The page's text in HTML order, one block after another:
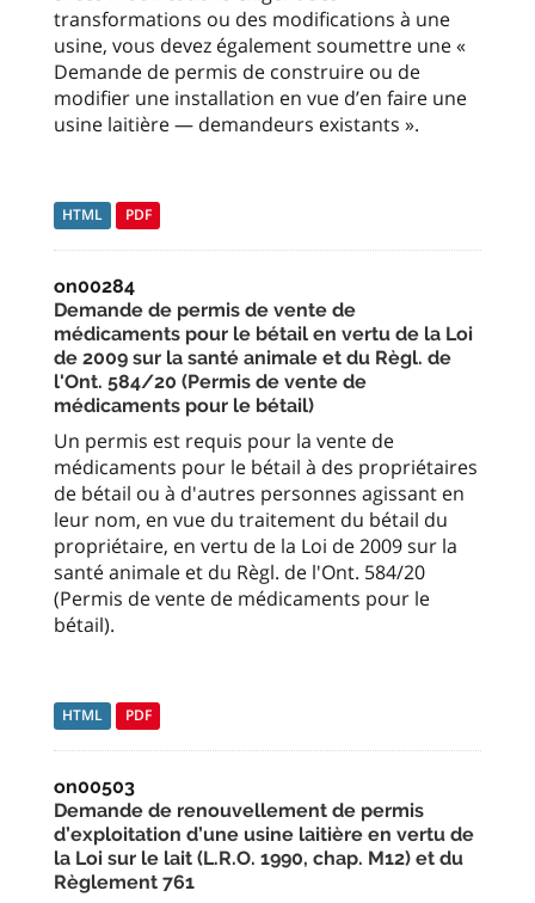
transformations ou des modifications à une
usine, vous devez également soumettre une «
Demande de permis de construire ou de
modifier une installation en vue d’en faire une
usine laitière — demandeurs existants ».
HTML PDF
on00284
Demande de permis de vente de
médicaments pour le bétail en vertu de la Loi
de 2009 sur la santé animale et du Règl. de
l'Ont. 584/20 (Permis de vente de
médicaments pour le bétail)
Un permis est requis pour la vente de
médicaments pour le bétail à des propriétaires
de bétail ou à d'autres personnes agissant en
leur nom, en vue du traitement du bétail du
propriétaire, en vertu de la Loi de 2009 sur la
santé animale et du Règl. de l'Ont. 584/20
(Permis de vente de médicaments pour le
bétail).
HTML PDF
on00503
Demande de renouvellement de permis
d’exploitation d’une usine laitière en vertu de
la Loi sur le lait (L.R.O. 1990, chap. M12) et du
Règlement 761